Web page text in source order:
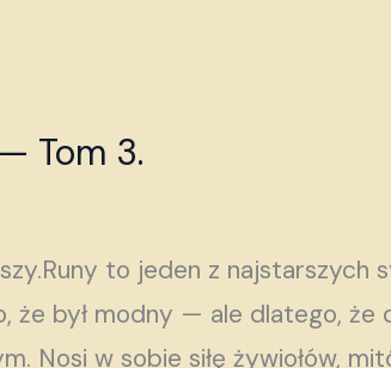
Tom 3.
to jeden z
że był modny — ale dlatego, że
Nosi w sobie siłę żywiołów,